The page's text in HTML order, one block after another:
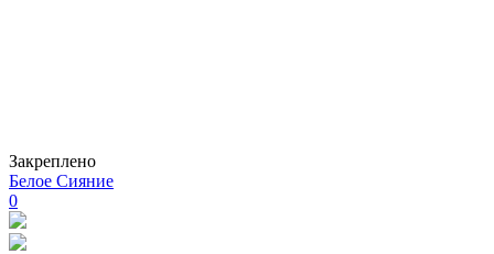
Закреплено
Белое Сияние
0